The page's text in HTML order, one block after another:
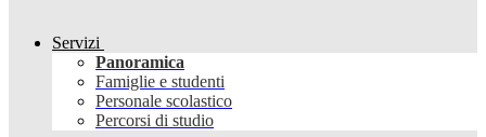
Servizi
Panoramica
Famiglie e studenti
Personale scolastico
Percorsi di studio